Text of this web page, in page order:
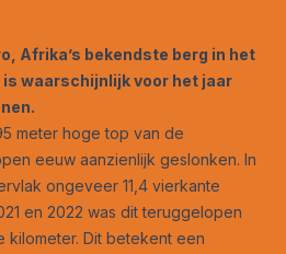
Afrika’s bekendste berg in het
is waarschijnlijk voor het jaar
meter hoge top van de
eeuw aanzienlijk geslonken. In
ongeveer 11,4 vierkante
en 2022 was dit teruggelopen
kilometer. Dit betekent een